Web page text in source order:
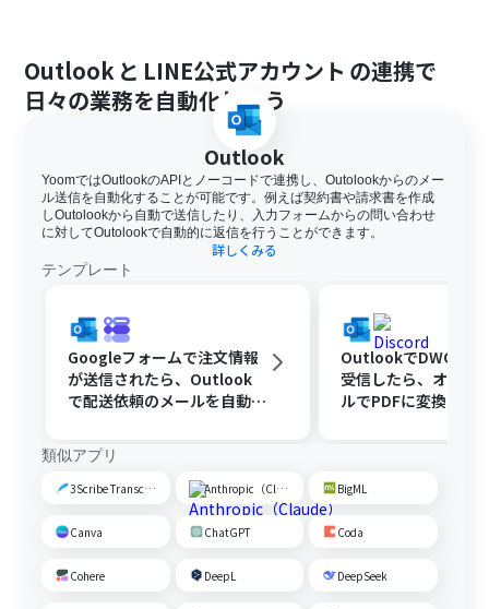
Outlook と LINE公式アカウント の連携で
日々の業務を自動化しよう
Outlook
YoomではOutlookのAPIとノーコードで連携し、Outolookからのメー
ル送信を自動化することが可能です。例えば契約書や請求書を作成
しOutolookから自動で送信したり、入力フォームからの問い合わせ
に対してOutolookで自動的に返信を行うことができます。
詳しくみる
テンプレート
Googleフォームで注文情報
が送信されたら、Outlook
で配送依頼のメールを自動送
OutlookでDWGファ
受信したら、オンラ
ルでPDFに変換して
類似アプリ
3Scribe Transcription Anthropic（Claude） BigML
Canva ChatGPT Coda
Cohere DeepL DeepSeek